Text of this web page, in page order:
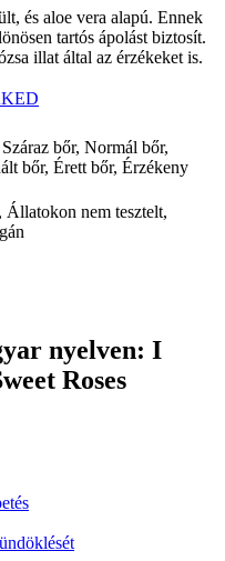
és aloe vera alapú. Ennek
tartós ápolást biztosít.
illat által az érzékeket is.
bőr, Normál bőr,
bőr, Érett bőr, Érzékeny
Állatokon nem tesztelt,
nyelven: I
Roses